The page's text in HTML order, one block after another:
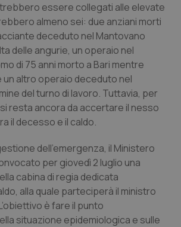
Nutrizione
Cardiologia
Chirurgia
essere collegati alle elevate
almeno sei: due anziani morti
deceduto nel Mantovano
delle angurie, un operaio nel
di 75 anni morto a Bari mentre
altro operaio deceduto nel
del turno di lavoro. Tuttavia, per
resta ancora da accertare il nesso
il decesso e il caldo.
dell’emergenza, il Ministero
per giovedì 2 luglio una
cabina di regia dedicata
alla quale parteciperà il ministro
è fare il punto
situazione epidemiologica e sulle